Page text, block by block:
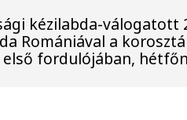
kézilabda-válogatott
Romániával a
fordulójában,